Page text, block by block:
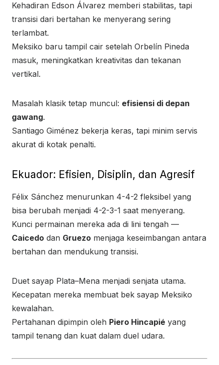
Kehadiran Edson Álvarez memberi stabilitas, tapi
transisi dari bertahan ke menyerang sering
terlambat.
Meksiko baru tampil cair setelah Orbelín Pineda
masuk, meningkatkan kreativitas dan tekanan
vertikal.
Masalah klasik tetap muncul: efisiensi di depan
gawang.
Santiago Giménez bekerja keras, tapi minim servis
akurat di kotak penalti.
Ekuador: Efisien, Disiplin, dan Agresif
Félix Sánchez menurunkan 4-4-2 fleksibel yang
bisa berubah menjadi 4-2-3-1 saat menyerang.
Kunci permainan mereka ada di lini tengah —
Caicedo dan Gruezo menjaga keseimbangan antara
bertahan dan mendukung transisi.
Duet sayap Plata–Mena menjadi senjata utama.
Kecepatan mereka membuat bek sayap Meksiko
kewalahan.
Pertahanan dipimpin oleh Piero Hincapié yang
tampil tenang dan kuat dalam duel udara.